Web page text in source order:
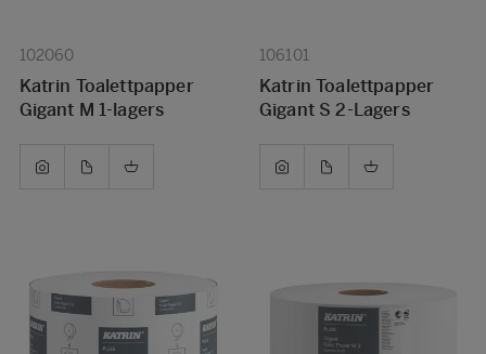
102060
Katrin Toalettpapper
Gigant M 1-lagers
106101
Katrin Toalettpapper
Gigant S 2-Lagers